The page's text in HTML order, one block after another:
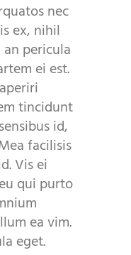
nec
ex, nihil
pericula
ei est.
tincidunt
id,
facilisis
Vis ei
qui purto
ea vim.
eget.